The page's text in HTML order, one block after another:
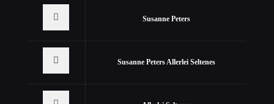
Susanne Peters
Susanne Peters Allerlei Seltenes